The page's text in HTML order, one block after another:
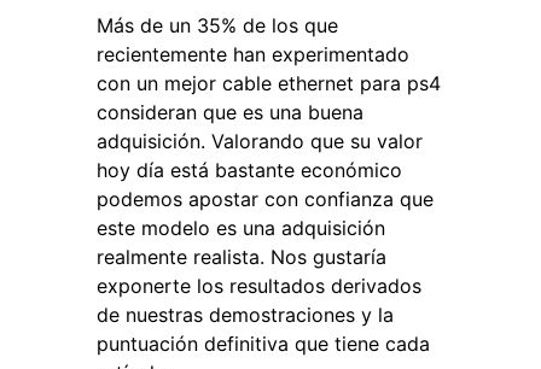
Más de un 35% de los que
recientemente han experimentado
con un mejor cable ethernet para ps4
consideran que es una buena
adquisición. Valorando que su valor
hoy día está bastante económico
podemos apostar con confianza que
este modelo es una adquisición
realmente realista. Nos gustaría
exponerte los resultados derivados
de nuestras demostraciones y la
puntuación definitiva que tiene cada